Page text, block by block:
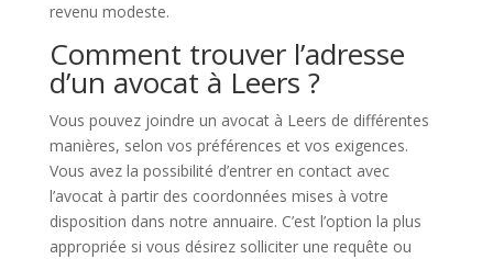
revenu modeste.
Comment trouver l’adresse
d’un avocat à Leers ?
Vous pouvez joindre un avocat à Leers de différentes
manières, selon vos préférences et vos exigences.
Vous avez la possibilité d’entrer en contact avec
l’avocat à partir des coordonnées mises à votre
disposition dans notre annuaire. C’est l’option la plus
appropriée si vous désirez solliciter une requête ou